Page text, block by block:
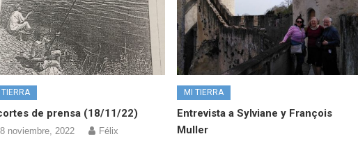
TIERRA
de prensa (18/11/22)
noviembre, 2022 Félix
MI TIERRA
Entrevista a Sylviane y François
Muller